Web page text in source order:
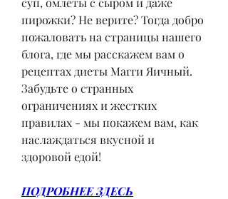
пирожки? Не верите? Тогда добро
пожаловать на страницы нашего
блога, где мы расскажем вам о
рецептах диеты Магги Яичный.
Забудьте о странных
ограничениях и жестких
правилах - мы покажем вам, как
наслаждаться вкусной и
здоровой едой!
ПОДРОБНЕЕ ЗДЕСЬ